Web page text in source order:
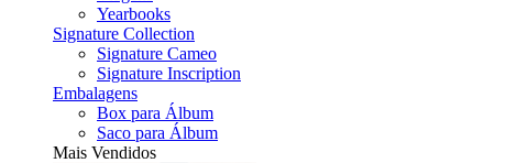
Yearbooks
Signature Collection
Signature Cameo
Signature Inscription
Embalagens
Box para Álbum
Saco para Álbum
Mais Vendidos